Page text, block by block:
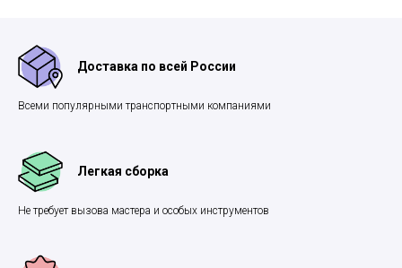
Доставка по всей России
Всеми популярными транспортными компаниями
Легкая сборка
Не требует вызова мастера и особых инструментов